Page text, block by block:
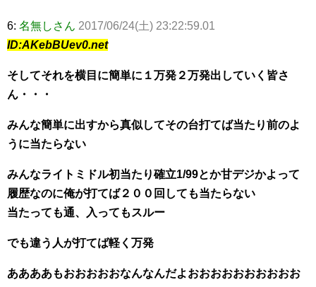
6: 名無しさん 2017/06/24(土) 23:22:59.01
ID:AKebBUev0.net
そしてそれを横目に簡単に１万発２万発出していく皆さ
ん・・・
みんな簡単に出すから真似してその台打てば当たり前のよ
うに当たらない
みんなライトミドル初当たり確立1/99とか甘デジかよって
履歴なのに俺が打てば２００回しても当たらない
当たっても通、入ってもスルー
でも違う人が打てば軽く万発
ああああもおおおおおなんなんだよおおおおおおおおおお